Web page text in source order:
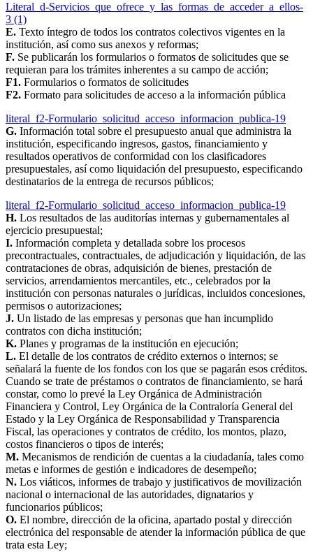
Literal_d-Servicios_que_ofrece_y_las_formas_de_acceder_a_ellos-
3 (1)
E. Texto íntegro de todos los contratos colectivos vigentes en la
institución, así como sus anexos y reformas;
F. Se publicarán los formularios o formatos de solicitudes que se
requieran para los trámites inherentes a su campo de acción;
F1. Formularios o formatos de solicitudes
F2. Formato para solicitudes de acceso a la información pública
literal_f2-Formulario_solicitud_acceso_informacion_publica-19
G. Información total sobre el presupuesto anual que administra la
institución, especificando ingresos, gastos, financiamiento y
resultados operativos de conformidad con los clasificadores
presupuestales, así como liquidación del presupuesto, especificando
destinatarios de la entrega de recursos públicos;
literal_f2-Formulario_solicitud_acceso_informacion_publica-19
H. Los resultados de las auditorías internas y gubernamentales al
ejercicio presupuestal;
I. Información completa y detallada sobre los procesos
precontractuales, contractuales, de adjudicación y liquidación, de las
contrataciones de obras, adquisición de bienes, prestación de
servicios, arrendamientos mercantiles, etc., celebrados por la
institución con personas naturales o jurídicas, incluidos concesiones,
permisos o autorizaciones;
J. Un listado de las empresas y personas que han incumplido
contratos con dicha institución;
K. Planes y programas de la institución en ejecución;
L. El detalle de los contratos de crédito externos o internos; se
señalará la fuente de los fondos con los que se pagarán esos créditos.
Cuando se trate de préstamos o contratos de financiamiento, se hará
constar, como lo prevé la Ley Orgánica de Administración
Financiera y Control, Ley Orgánica de la Contraloría General del
Estado y la Ley Orgánica de Responsabilidad y Transparencia
Fiscal, las operaciones y contratos de crédito, los montos, plazo,
costos financieros o tipos de interés;
M. Mecanismos de rendición de cuentas a la ciudadanía, tales como
metas e informes de gestión e indicadores de desempeño;
N. Los viáticos, informes de trabajo y justificativos de movilización
nacional o internacional de las autoridades, dignatarios y
funcionarios públicos;
O. El nombre, dirección de la oficina, apartado postal y dirección
electrónica del responsable de atender la información pública de que
trata esta Ley;